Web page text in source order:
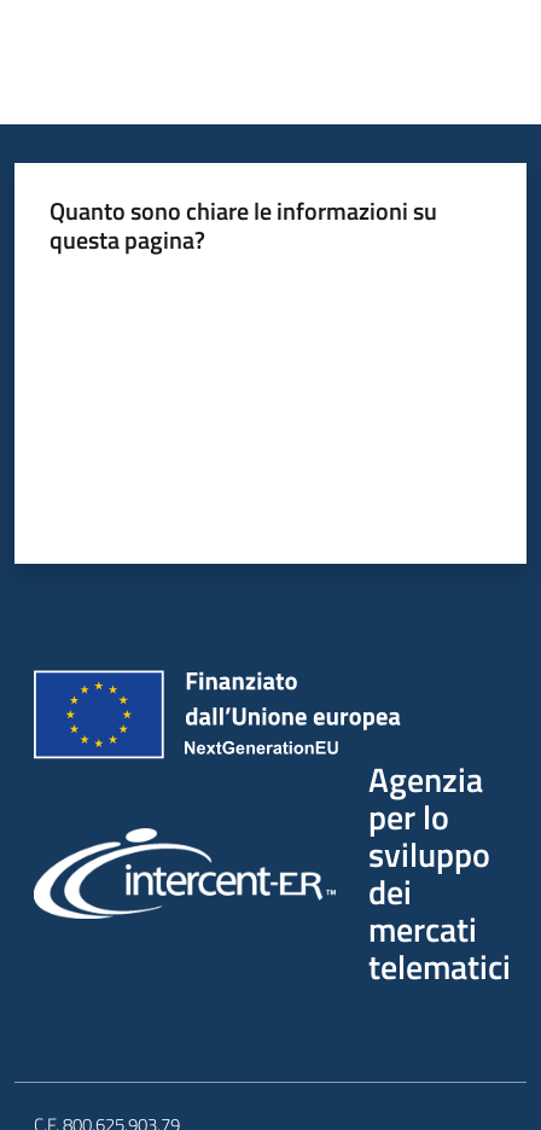
Quanto sono chiare le informazioni su
questa pagina?
Agenzia
per lo
sviluppo
dei
mercati
telematici